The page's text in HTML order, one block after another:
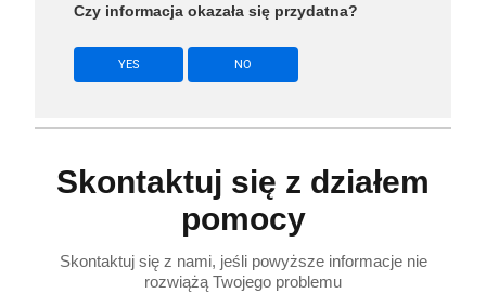
Czy informacja okazała się przydatna?
YES NO
Skontaktuj się z działem
pomocy
Skontaktuj się z nami, jeśli powyższe informacje nie
rozwiążą Twojego problemu